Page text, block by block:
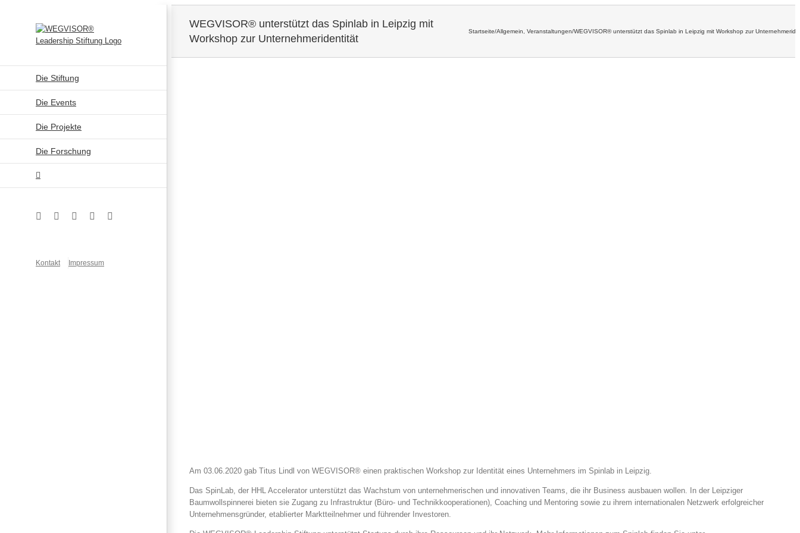
Die Stiftung
Die Events
Die Projekte
Die Forschung
FacebookInstagramYouTube
Xing
Kontakt Impressum
WEGVISOR® unterstützt das Spinlab in Leipzig mit
Workshop zur Unternehmeridentität
Startseite/Allgemein Veranstaltungen/WEGVISOR® unterstützt das Spinlab in Leipzig mit Workshop zur
Am 03.06.2020 gab Titus Lindl von WEGVISOR® einen praktischen Workshop zur Identität eines Unternehmers im Spinlab in Leipzig.
Das SpinLab, der HHL Accelerator unterstützt das Wachstum von unternehmerischen und innovativen Teams, die ihr Business ausbauen wollen. In der Leipziger
Baumwollspinnerei bieten sie Zugang zu Infrastruktur (Büro- und Technikkooperationen), Coaching und Mentoring sowie zu ihrem internationalen Netzwerk erfolgreicher
Unternehmensgründer, etablierter Marktteilnehmer und führender Investoren.